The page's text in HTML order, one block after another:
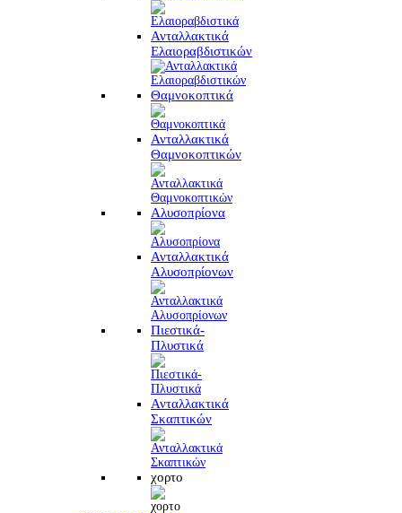
Ανταλλακτικά
Ελαιοραβδιστικών
Θαμνοκοπτικά
Ανταλλακτικά
Θαμνοκοπτικών
Αλυσοπρίονα
Ανταλλακτικά
Αλυσοπρίονων
Πιεστικά-
Πλυστικά
Ανταλλακτικά
Σκαπτικών
χορτο